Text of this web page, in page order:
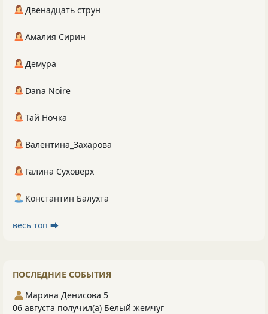
Двенадцать струн
Амалия Сирин
Демура
Dana Noire
Тай Ночка
Валентина_Захарова
Галина Суховерх
Константин Балухта
весь топ ⮕
ПОСЛЕДНИЕ СОБЫТИЯ
Марина Денисова 5
06 августа получил(а) Белый жемчуг